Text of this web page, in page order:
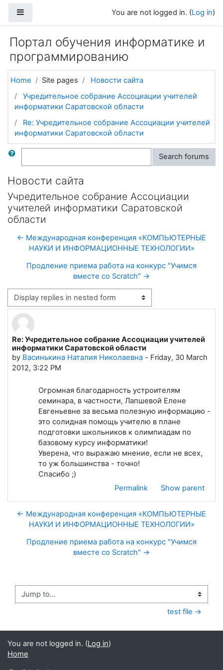
You are not logged in. (Log in)
Портал обучения информатике и
программированию
Home Site pages
Новости сайта
Учредительное собрание Ассоциации учителей
информатики Саратовской области
Re: Учредительное собрание Ассоциации учителей
информатики Саратовской области
Search Search forums
Новости сайта
Учредительное собрание Ассоциации
учителей информатики Саратовской
области
← Международная конференция «КОМПЬЮТЕРНЫЕ
НАУКИ И ИНФОРМАЦИОННЫЕ ТЕХНОЛОГИИ»
Продление приема работа на конкурс "Учимся
вместе со Scratch" →
Display mode
Re: Учредительное собрание Ассоциации учителей
информатики Саратовской области
by Васинькина Наталия Николаевна - Friday, 30 March
2012, 3:22 PM
Number of replies: 0
Огромная благодарность устроителям
семинара, в частности, Лапшевой Елене
Евгеньевне за весьма полезную информацию -
это солидная помощь учителю в плане
подготовки школьников к олимпиадам по
базовому курсу информатики!
Уверена, что выражаю мнение, если не всех,
то уж большинства - точно!
Спасибо ;)
Permalink
Show parent
← Международная конференция «КОМПЬЮТЕРНЫЕ
НАУКИ И ИНФОРМАЦИОННЫЕ ТЕХНОЛОГИИ»
Продление приема работа на конкурс "Учимся
вместе со Scratch" →
Jump to...
test file →
You are not logged in. (Log in)
Home